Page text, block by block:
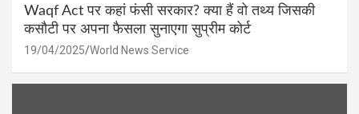
Waqf Act पर कहां फंसी सरकार? क्या हैं वो तथ्य जिसकी
कसौटी पर अपना फैसला सुनाएगा सुप्रीम कोर्ट
19/04/2025 World News Service